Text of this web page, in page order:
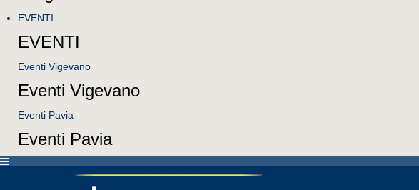
EVENTI
EVENTI
Eventi Vigevano
Eventi Vigevano
Eventi Pavia
Eventi Pavia